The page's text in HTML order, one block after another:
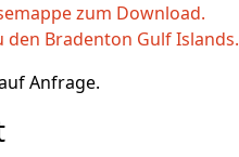
zum Download.
den Bradenton Gulf Islands.
Anfrage.